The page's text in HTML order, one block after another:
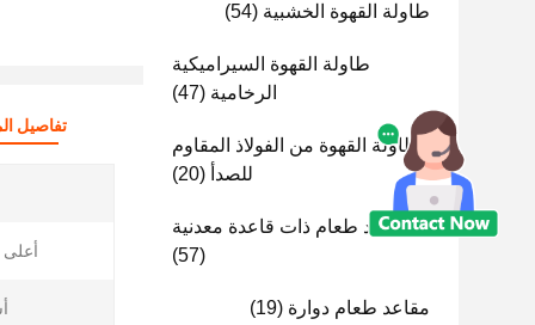
طاولة القهوة الخشبية (54)
طاولة القهوة السيراميكية
الرخامية (47)
طاولة القهوة من الفولاذ المقاوم
للصدأ (20)
مقاعد طعام ذات قاعدة معدنية
(57)
مقاعد طعام دوارة (19)
تفاصيل
أعلى